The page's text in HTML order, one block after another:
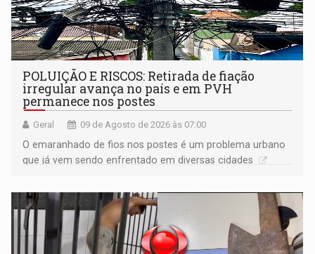
POLUIÇÃO E RISCOS: Retirada de fiação
irregular avança no país e em PVH
permanece nos postes
Geral 09 de Agosto de 2026 às 07:00
O emaranhado de fios nos postes é um problema urbano
que já vem sendo enfrentado em diversas cidades